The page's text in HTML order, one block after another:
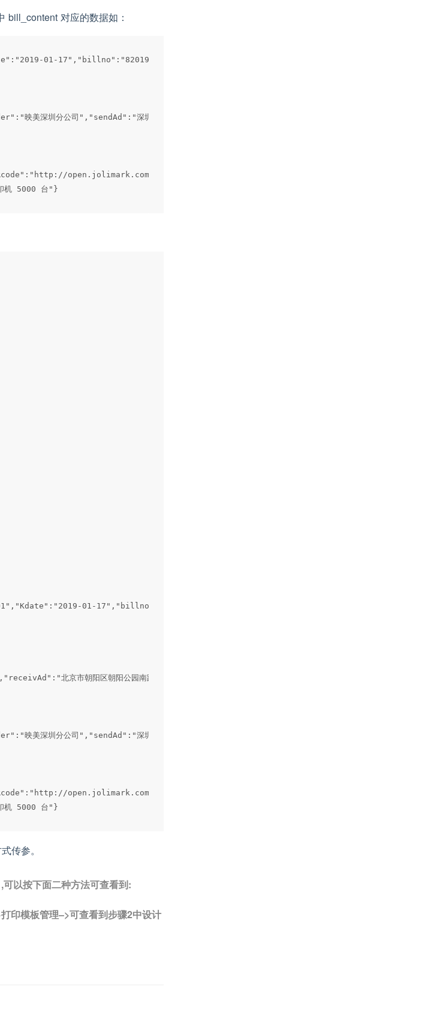
bill_content 对应的数据如：
01-17","billno":"820190117001","receivCom":"映美北京分公司","receiver":"张三
映美深圳分公司","sendAd":"深圳市南山区科技南路九洲电器大厦 708","chargeer":"陆正坤
open.jolimark.com","remarks":"这批货包含
01-17","billno":"820190117001","receivCo
北京市朝阳区朝阳公园南路 108 号
映美深圳分公司","sendAd":"深圳市南山区科技南路九洲电器大厦 708","chargeer":"陆正坤
open.jolimark.com","remarks":"这批货包含
传参。
以按下面二种方法可查看到:
印模板管理–>可查看到步骤2中设计